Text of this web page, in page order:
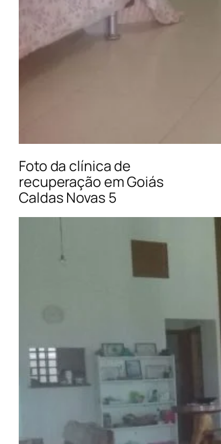
Foto da clínica de
recuperação em Goiás
Caldas Novas 5